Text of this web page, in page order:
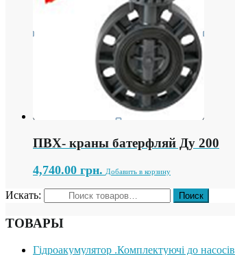
ПВХ- краны батерфляй Ду 200
4,740.00 грн. Добавить в корзину
Искать:
ТОВАРЫ
Гідроакумулятор .Комплектуючі до насосів